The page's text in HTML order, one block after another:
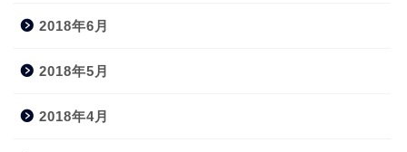
2018年6月
2018年5月
2018年4月